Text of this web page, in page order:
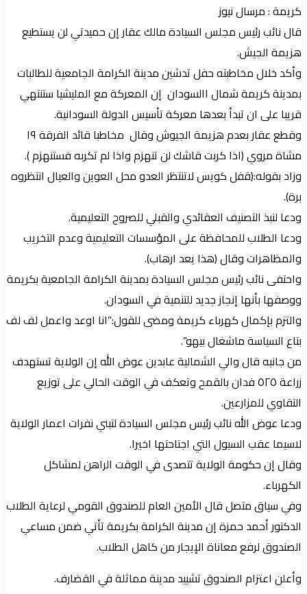
كريمة : مرسال نيوز
قال نائب رئيس مجلس السيادة مالك عقار إن حميدتي لن يستطيع
هزيمة الجيش.
وأكد خلال مخاطبته حفل تدشين مدينة الكرامة الجامعية للطالبات
بمدينة كريمة شمال االسودان إن المعركة مع المليشيا ستنتهي
قريبا على ان تبدأ بعدها معركة تأسيس الدولة السودانية.
وقطع عقار بعدم هزيمة الجيوش وقال مخاطبا قائد الفرقة ١٩
مشاة مروي (اذا كربت قاشك لن تنهزم واذا لم تكربه فستنهزم ).
وزاد بقوله:(قفل كويس لاتنتظر العدو محل العوين والعيال انتظروه
برة).
ودعا لنبذ التصنيف العقائدي والقبلي للصروح التعليمية.
ودعا الطلاب للمحافظة على المؤسسات التعليمية وعدم التخريب
والمظاهرات وقال (هذا يعد ارهاب).
واحتفى نائب رئيس مجلس السيادة بمدينة الكرامة الجامعية بكريمة
ووصفها بأنها إنجاز جديد للتنمية في السودان.
والتزم بإكمال كهرباء كريمة ومضى للقول:”انا اوعد واعمل لف لف
بتاع السياسة ماشغال بيهو”.
من جانبه قال والي الشمالية عابدين عوض الله إن الولاية تستهدف
زراعة ٥٢٥ فدان بالقمح وتعكف في الوقت الحالي على توزيع
التقاوي للمزارعين.
ودعا عوض الله نائب رئيس مجلس السيادة لتبني نفرات اعمار الولاية
لاسيما عقب السيول التي اجتاحتها اخيرا.
وقال إن حكومة الولاية تتصدى في الوقت الراهن لمشاكل
الكهرباء.
وفي سياق متصل قال الأمين العام للصندوق القومي لرعاية الطلاب
الدكتور أحمد حمزة إن مدينة الكرامة بكريمة تأتي ضمن مساعي
الصندوق لرفع معاناة الإيجار من كاهل الطلاب.
وأعلن اعتزام الصندوق تشييد مدينة مماثلة في القضارف.